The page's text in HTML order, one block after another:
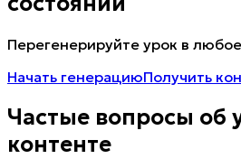
Перегенерируйте урок в
Начать генерациюПолучить
Частые вопросы об
контенте